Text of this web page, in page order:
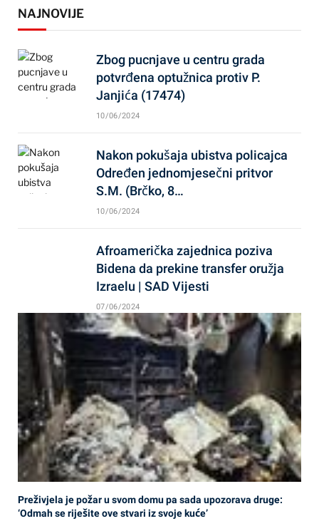
NAJNOVIJE
Zbog pucnjave u centru grada
potvrđena optužnica protiv P.
Janjića (17474)
10/06/2024
Nakon pokušaja ubistva policajca
Određen jednomjesečni pritvor
S.M. (Brčko, 8…
10/06/2024
Afroamerička zajednica poziva
Bidena da prekine transfer oružja
Izraelu | SAD Vijesti
07/06/2024
Preživjela je požar u svom domu pa sada upozorava druge:
‘Odmah se riješite ove stvari iz svoje kuće’